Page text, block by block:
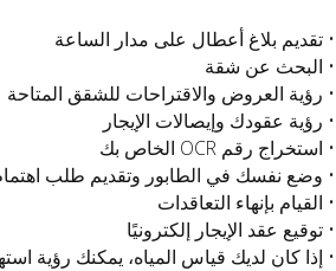
• تقديم بلاغ أعطال على مدار الساعة
• البحث عن شقة
• رؤية العروض والاقتراحات للشقق المتاحة
• رؤية عقودك وإيصالات الإيجار
• استخراج رقم OCR الخاص بك
• وضع نفسك في الطابور وتقديم طلب
• القيام بإنهاء التعاقدات
• توقيع عقد الإيجار إلكترونيًا
• إذا كان لديك قياس المياه، يمكنك رؤية